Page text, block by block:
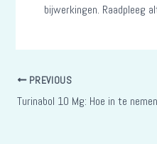
bijwerkingen. Raadpleeg
PREVIOUS